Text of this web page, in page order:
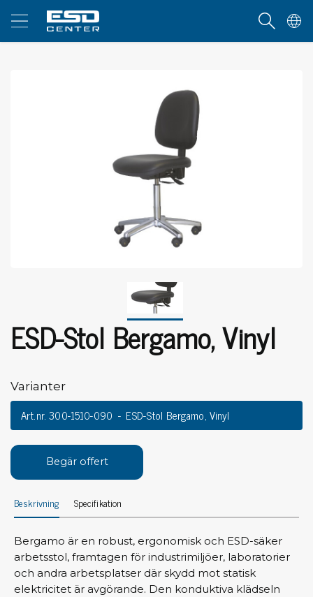
ESD-Stol Bergamo, Vinyl
Varianter
Art.nr. 300-1510-090 ESD-Stol Bergamo, Vinyl
Begär offert
Beskrivning Specifikation
Bergamo är en robust, ergonomisk och ESD-säker
arbetsstol, framtagen för industrimiljöer, laboratorier
och andra arbetsplatser där skydd mot statisk
elektricitet är avgörande. Den konduktiva klädseln